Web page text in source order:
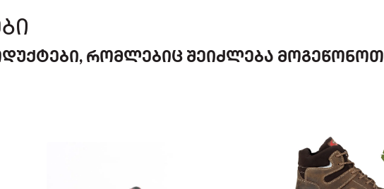
ᲠᲝᲛᲚᲔᲑᲘᲪ ᲨᲔᲘᲫᲚᲔᲑᲐ ᲛᲝᲒᲔᲬᲝᲜᲝᲗ